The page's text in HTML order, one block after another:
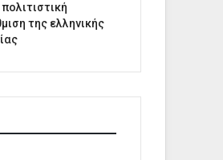
της ελληνικής